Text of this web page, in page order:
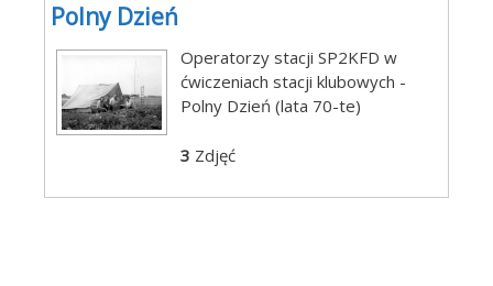
Polny Dzień
Operatorzy stacji SP2KFD w
ćwiczeniach stacji klubowych -
Polny Dzień (lata 70-te)
3 Zdjęć